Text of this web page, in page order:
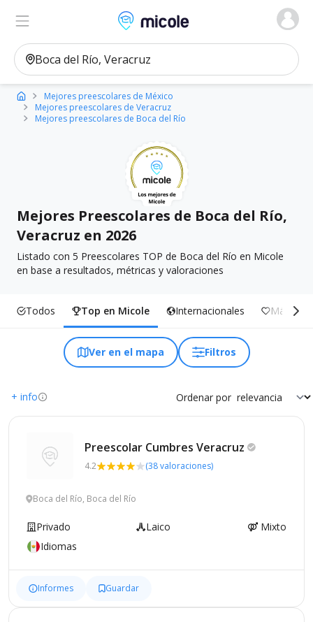
Micole, buscador de colegios
Ver en el mapa
Mejores preescolares de México
Mejores preescolares de Veracruz
Mejores preescolares de Boca del Río
Mejores Preescolares de Boca del Río,
Veracruz en 2026
Listado con 5 Preescolares TOP de Boca del Río en Micole
en base a resultados, métricas y valoraciones
Todos Top en Micole Internacionales Más
Ver en el mapa Filtros
+ info Ordenar por
Preescolar Cumbres Veracruz
4.2 (38 valoraciones)
Boca del Río, Boca del Río
Privado Laico
Mixto
Idiomas
Informes Guardar